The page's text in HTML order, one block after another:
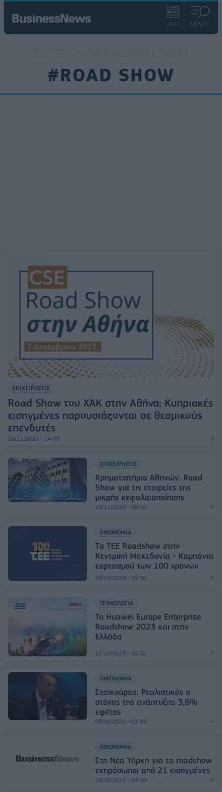
ΡΟΗ ΜΕΝΟΥ
#ROAD SHOW
ΕΠΙΧΕΙΡΗΣΕΙΣ
Road Show του ΧΑΚ στην Αθήνα: Κυπριακές
εισηγμένες παρουσιάζονται σε θεσμικούς
επενδυτές
26/11/2025 - 14:09
ΕΠΙΧΕΙΡΗΣΕΙΣ
Χρηματιστήριο Αθηνών: Road
Show για τις εταιρείες της
μικρής κεφαλαιοποίησης
13/11/2024 - 08:16
ΟΙΚΟΝΟΜΙΑ
Tο TEE Roadshow στην
Κεντρική Μακεδονία - Καμπάνια
εορτασμού των 100 χρόνων
29/03/2024 - 19:50
ΤΕΧΝΟΛΟΓΙΑ
Το Huawei Europe Enterprise
Roadshow 2023 και στην
Ελλάδα
11/10/2023 - 10:52
ΟΙΚΟΝΟΜΙΑ
Σταϊκούρας: Ρεαλιστικός ο
στόχος της ανάπτυξης 3,6%
εφέτος
09/06/2021 - 07:55
ΟΙΚΟΝΟΜΙΑ
Στη Νέα Υόρκη για το roadshow
εκπρόσωποι από 21 εισηγμένες
18/06/2017 - 03:00